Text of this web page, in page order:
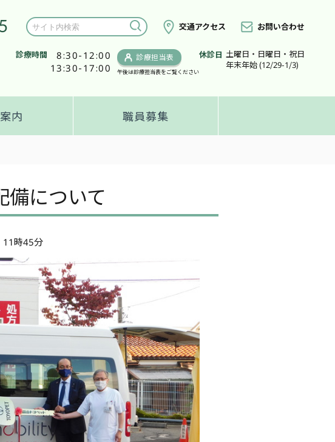
交通アクセス お問い合わせ
診療時間
8:30-12:00
13:30-17:00
診療担当表
午後は診療担当表をご覧ください
休診日 土曜日・日曜日・祝日
年末年始 (12/29-1/3)
内 職員募集
備について
11時45分